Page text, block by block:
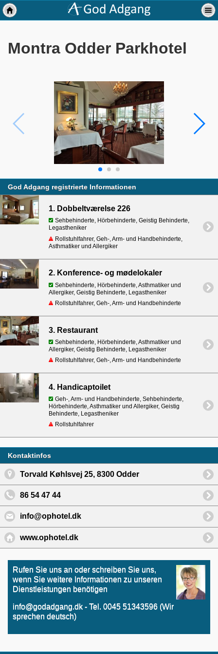
Montra Odder Parkhotel
God Adgang registrierte Informationen
1. Dobbeltværelse 226
Sehbehinderte, Hörbehinderte, Geistig Behinderte,
Legastheniker
Rollstuhlfahrer, Geh-, Arm- und Handbehinderte,
Asthmatiker und Allergiker
2. Konference- og mødelokaler
Sehbehinderte, Hörbehinderte, Asthmatiker und
Allergiker, Geistig Behinderte, Legastheniker
Rollstuhlfahrer, Geh-, Arm- und Handbehinderte
3. Restaurant
Sehbehinderte, Hörbehinderte, Asthmatiker und
Allergiker, Geistig Behinderte, Legastheniker
Rollstuhlfahrer, Geh-, Arm- und Handbehinderte
4. Handicaptoilet
Geh-, Arm- und Handbehinderte, Sehbehinderte,
Hörbehinderte, Asthmatiker und Allergiker, Geistig
Behinderte, Legastheniker
Rollstuhlfahrer
Kontaktinfos
Torvald Køhlsvej 25, 8300 Odder
86 54 47 44
info@ophotel.dk
www.ophotel.dk
Rufen Sie uns an oder schreiben Sie uns,
wenn Sie weitere Informationen zu unseren
Dienstleistungen benötigen
info@godadgang.dk - Tel. 0045 51343596 (Wir
sprechen deutsch)